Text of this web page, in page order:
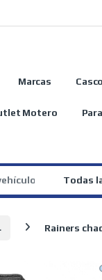
Marcas
Motero
Rainers